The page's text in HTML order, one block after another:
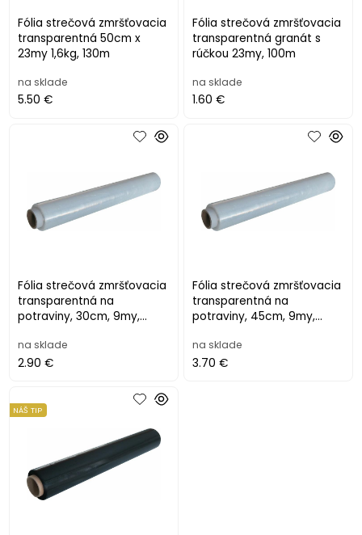
Fólia strečová zmršťovacia
transparentná 50cm x
23my 1,6kg, 130m
na sklade
5.50 €
Fólia strečová zmršťovacia
transparentná granát s
rúčkou 23my, 100m
na sklade
1.60 €
Fólia strečová zmršťovacia
transparentná na
potraviny, 30cm, 9my,
na sklade
2.90 €
Fólia strečová zmršťovacia
transparentná na
potraviny, 45cm, 9my,
na sklade
3.70 €
NÁŠ TIP